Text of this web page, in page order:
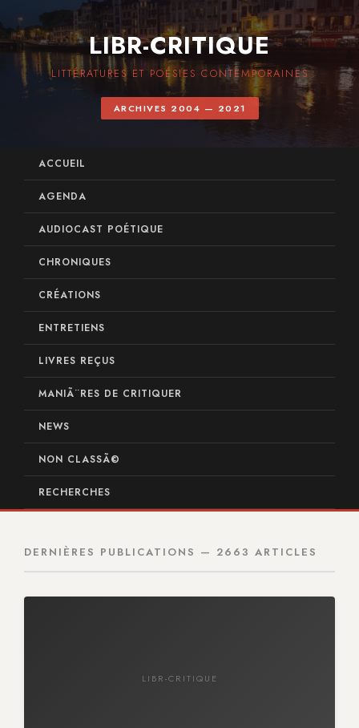
LIBR-CRITIQUE
LITTÉRATURES ET POÉSIES CONTEMPORAINES
ARCHIVES 2004 — 2021
ACCUEIL
AGENDA
AUDIOCAST POÉTIQUE
CHRONIQUES
CRÉATIONS
ENTRETIENS
LIVRES REÇUS
MANIÃ¨RES DE CRITIQUER
NEWS
NON CLASSÃ©
RECHERCHES
DERNIÈRES PUBLICATIONS — 2663 ARTICLES
LIBR-CRITIQUE